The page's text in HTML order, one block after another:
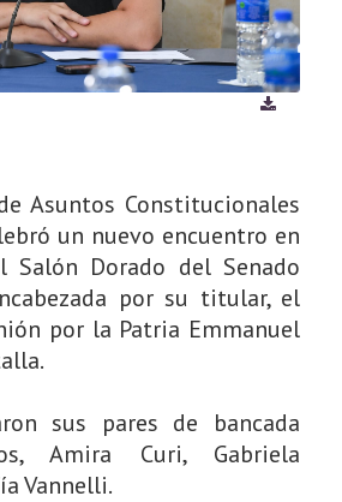
Asuntos Constitucionales
un nuevo encuentro en
Dorado del Senado
por su titular, el
por la Patria Emmanuel
sus pares de bancada
Amira Curi, Gabriela
Vannelli.